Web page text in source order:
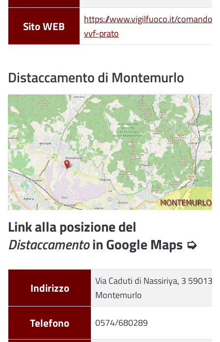
Sito WEB
https://www.vigilfuoco.it/comando-
vvf-prato
Distaccamento di Montemurlo
Link alla posizione del
Distaccamentoin Google Maps ➭
Indirizzo
Via Caduti di Nassiriya, 3 59013
Montemurlo
Telefono 0574/680289